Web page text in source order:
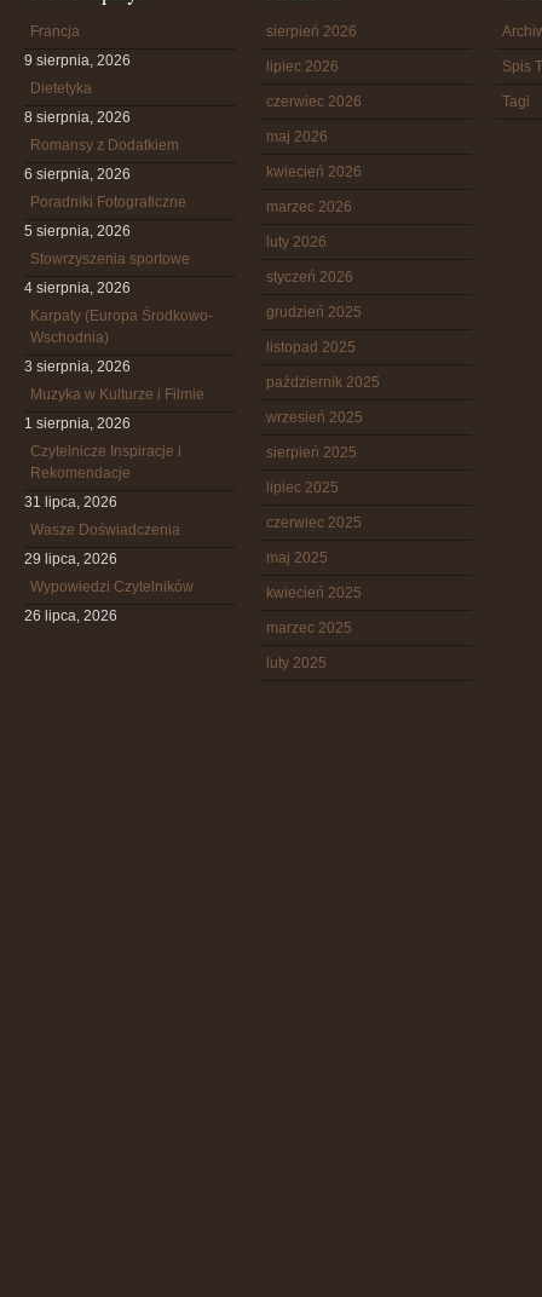
Francja
9 sierpnia, 2026
Dietetyka
8 sierpnia, 2026
Romansy z Dodatkiem
6 sierpnia, 2026
Poradniki Fotograficzne
5 sierpnia, 2026
Stowrzyszenia sportowe
4 sierpnia, 2026
Karpaty (Europa Środkowo-
Wschodnia)
3 sierpnia, 2026
Muzyka w Kulturze i Filmie
1 sierpnia, 2026
Czytelnicze Inspiracje i
Rekomendacje
31 lipca, 2026
Wasze Doświadczenia
29 lipca, 2026
Wypowiedzi Czytelników
26 lipca, 2026
sierpień 2026
lipiec 2026
czerwiec 2026
maj 2026
kwiecień 2026
marzec 2026
luty 2026
styczeń 2026
grudzień 2025
listopad 2025
październik 2025
wrzesień 2025
sierpień 2025
lipiec 2025
czerwiec 2025
maj 2025
kwiecień 2025
marzec 2025
luty 2025
Spis
Tagi